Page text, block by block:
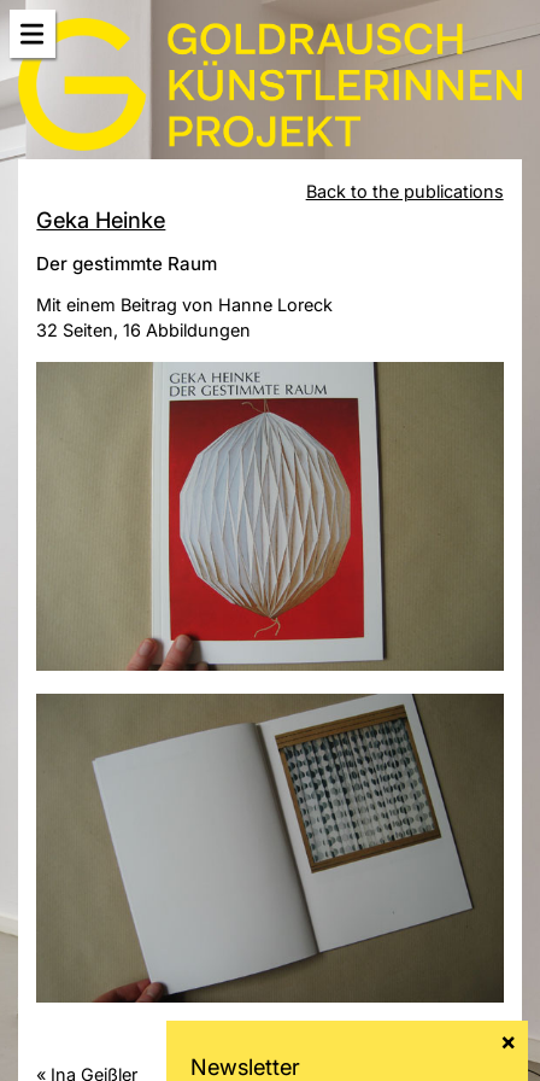
Back to the publications
Geka Heinke
Der gestimmte Raum
Mit einem Beitrag von Hanne Loreck
32 Seiten, 16 Abbildungen
« Ina Geißler